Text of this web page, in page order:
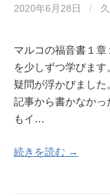
2020年6月28日 /
マルコの福音書１
を少しずつ学びま
疑問が浮かびまし
記事から書かなか
もイ…
続きを読む →